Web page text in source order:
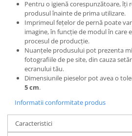
Pentru o igienă corespunzătoare, îți
produsul înainte de prima utilizare.
Imprimeul fețelor de pernă poate
imagine, în funcție de modul în care
procesul de producție.
Nuanțele produsului pot prezenta
fotografiile de pe site, din cauza
ecranului tău.
Dimensiunile pieselor pot avea o
5 cm.
Informatii conformitate produs
Caracteristici